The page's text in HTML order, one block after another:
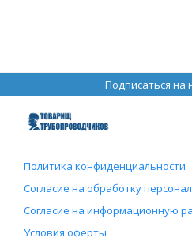
Подписаться на
Политика конфиденциальности
Согласие на обработку
Согласие на информационную
Условия оферты